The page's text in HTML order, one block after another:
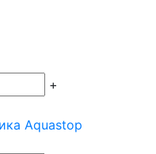
+
Aquastop